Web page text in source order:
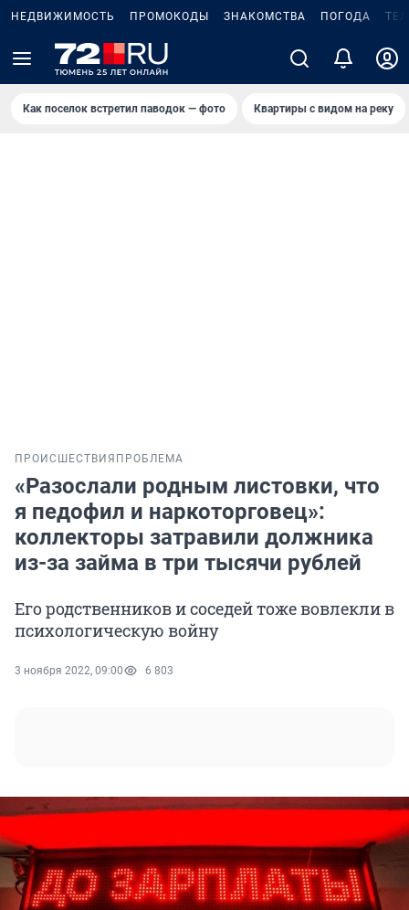
НЕДВИЖИМОСТЬ ПРОМОКОДЫ ЗНАКОМСТВА ПОГОДА
Как поселок встретил паводок — фото Квартиры с видом на реку
ПРОИСШЕСТВИЯ ПРОБЛЕМА
«Разослали родным листовки, что
я педофил и наркоторговец»:
коллекторы затравили должника
из-за займа в три тысячи рублей
Его родственников и соседей тоже вовлекли в
психологическую войну
3 ноября 2022, 09:00 6 803